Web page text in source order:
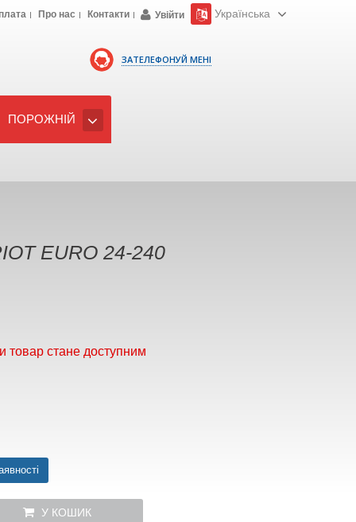
ЗАТЕЛЕФОНУЙ МЕНІ
Про нас Контакти Увійти Українська
ПОРОЖНІЙ
EURO 24-240
товар стане доступним
У КОШИК